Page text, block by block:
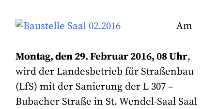
Am
Montag, den 29. Februar 2016, 08 Uhr,
wird der Landesbetrieb für Straßenbau
(LfS) mit der Sanierung der L 307 –
Bubacher Straße in St. Wendel-Saal Saal